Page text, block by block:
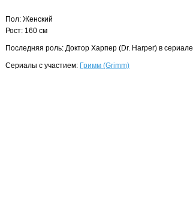
Пол: Женский
Рост: 160 см
Последняя роль: Доктор Харпер (Dr. Harper) в сериале
Сериалы с участием: Гримм (Grimm)